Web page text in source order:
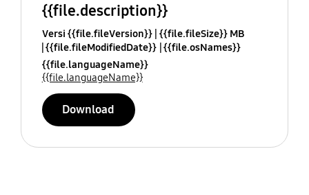
{{file.description}}
Versi {{file.fileVersion}} {{file.fileSize}} MB
{{file.fileModifiedDate}} {{file.osNames}}
{{file.languageName}}
{{file.languageName}}
Download